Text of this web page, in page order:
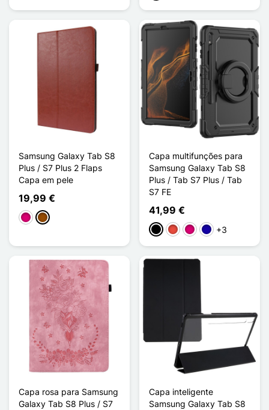
Samsung Galaxy Tab S8
Plus / S7 Plus 2 Flaps
Capa em pele
19,99 €
MagentaCastanho
Capa multifunções para
Samsung Galaxy Tab S8
Plus / Tab S7 Plus / Tab
S7 FE
41,99 €
PretoVermelho
MagentaAzul Escuro
+3
Capa rosa para Samsung
Galaxy Tab S8 Plus / S7
Capa inteligente
Samsung Galaxy Tab S8